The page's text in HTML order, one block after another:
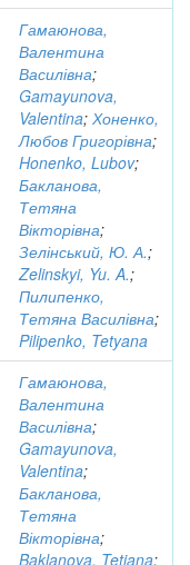
Гамаюнова,
Валентина
Василівна;
Gamayunova,
Valentina; Хоненко,
Любов Григорівна;
Honenko, Lubov;
Бакланова,
Тетяна
Вікторівна;
Зелінський, Ю. А.;
Zelinskyi, Yu. A.;
Пилипенко,
Тетяна Василівна;
Pilipenko, Tetyana
Гамаюнова,
Валентина
Василівна;
Gamayunova,
Valentina;
Бакланова,
Тетяна
Вікторівна;
Baklanova, Tetiana;